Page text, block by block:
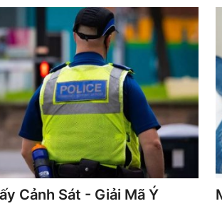
Cảnh Sát - Giải Mã Ý